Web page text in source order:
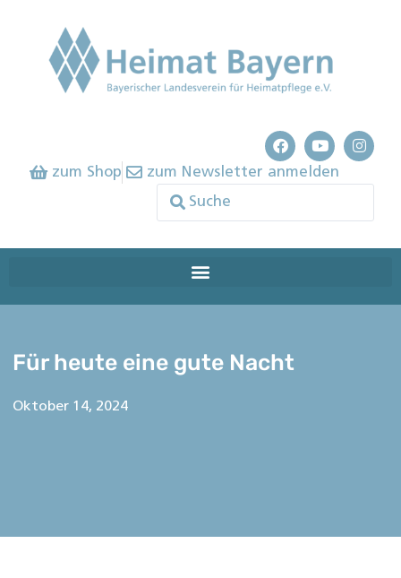
zum Shop zum Newsletter anmelden
Für heute eine gute Nacht
Oktober 14, 2024